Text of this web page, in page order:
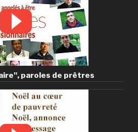
paroles de prêtres